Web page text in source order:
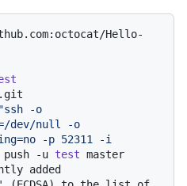
Hello-
"ssh -o
dev/null -o
-p 52311 -i
-u test master